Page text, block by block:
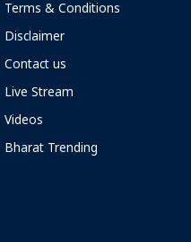
Terms & Conditions
Disclaimer
Contact us
Live Stream
Videos
Bharat Trending